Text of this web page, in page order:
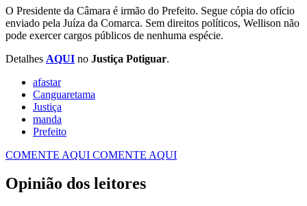
O Presidente da Câmara é irmão do Prefeito. Segue cópia do ofício
enviado pela Juíza da Comarca. Sem direitos políticos, Wellison não
pode exercer cargos públicos de nenhuma espécie.
Detalhes AQUI no Justiça Potiguar.
afastar
Canguaretama
Justiça
manda
Prefeito
COMENTE AQUI COMENTE AQUI
Opinião dos leitores